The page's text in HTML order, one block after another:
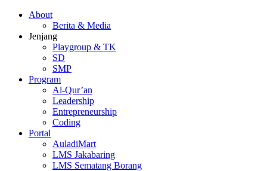
About
Berita & Media
Jenjang
Playgroup & TK
SD
SMP
Program
Al-Qur’an
Leadership
Entrepreneurship
Coding
Portal
AuladiMart
LMS Jakabaring
LMS Sematang Borang